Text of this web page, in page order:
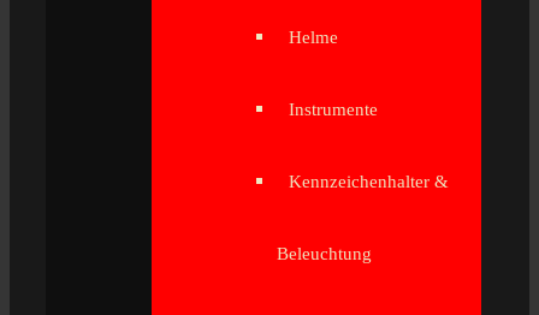
Helme
Instrumente
Kennzeichenhalter &
Beleuchtung